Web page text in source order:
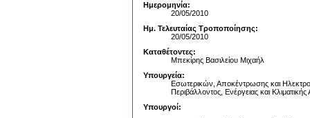
Ημερομηνία:
20/05/2010
Ημ. Τελευταίας Τροποποίησης:
20/05/2010
Καταθέτοντες:
Μπεκίρης Βασιλείου Μιχαήλ
Υπουργεία:
Εσωτερικών, Αποκέντρωσης και
Περιβάλλοντος, Ενέργειας και
Υπουργοί: